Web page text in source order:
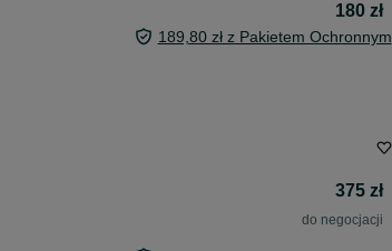
180 zł
189,80 zł z Pakietem Ochronnym
375 zł
do negocjacji